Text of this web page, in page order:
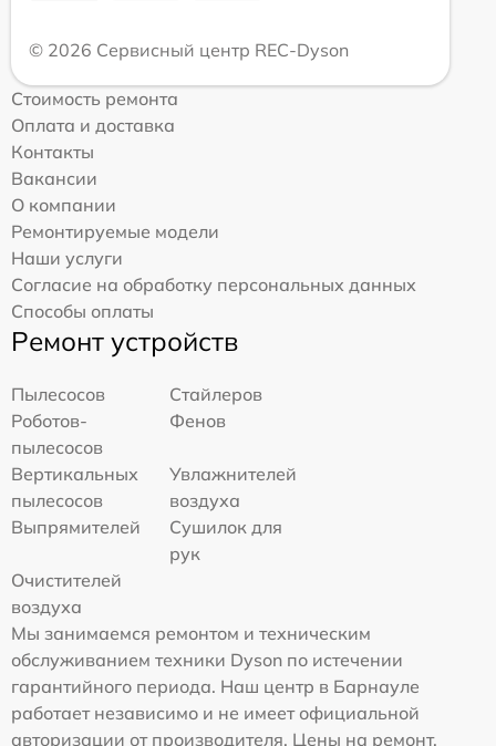
© 2026 Сервисный центр REC-Dyson
Стоимость ремонта
Оплата и доставка
Контакты
Вакансии
О компании
Ремонтируемые модели
Наши услуги
Согласие на обработку персональных данных
Способы оплаты
Ремонт устройств
Пылесосов
Стайлеров
Роботов-
пылесосов
Фенов
Вертикальных
пылесосов
Увлажнителей
воздуха
Выпрямителей
Сушилок для
рук
Очистителей
воздуха
Мы занимаемся ремонтом и техническим
обслуживанием техники Dyson по истечении
гарантийного периода. Наш центр в Барнауле
работает независимо и не имеет официальной
авторизации от производителя. Цены на ремонт,